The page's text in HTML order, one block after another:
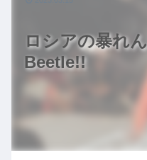
ロシアの暴れ
Beetle!!